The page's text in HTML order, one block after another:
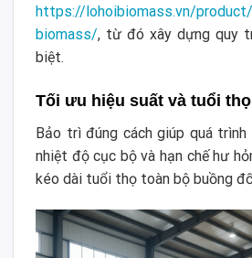
https://lohoibiomass.vn/
biomass/, từ đó xây dựng quy
biệt.
Tối ưu hiệu suất và tuổi
Bảo trì đúng cách giúp quá trình
nhiệt độ cục bộ và hạn chế hư
kéo dài tuổi thọ toàn bộ buồng